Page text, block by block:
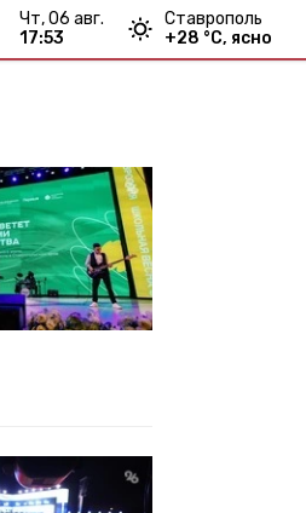
чт, 06 авг.
17:53
Ставрополь
+28 °С, ясно